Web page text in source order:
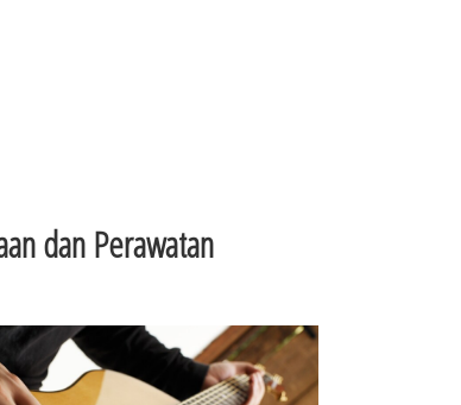
dan Perawatan